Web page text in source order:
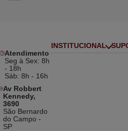
Atendimento
Seg à Sex: 8h
- 18h
Sáb: 8h - 16h
Av Robbert
Kennedy,
3690
São Bernardo
do Campo -
SP
INSTITUCIONAL